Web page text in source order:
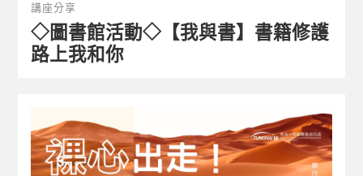
講座分享
◇圖書館活動◇【我與書】書籍修護
路上我和你